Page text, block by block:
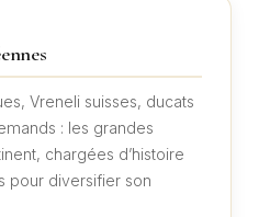
Vreneli suisses, ducats
: les grandes
chargées d’histoire
pour diversifier son